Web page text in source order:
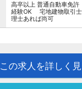
高卒以上 普通自動車
経験OK 宅地建物取引士
理士あれば尚可
この求人を詳しく